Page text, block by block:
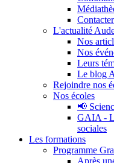
L'actualité
Nos
Nos
Leurs
Le blog
Rejoindre nos
Nos écoles
📢
GAIA -
sociales
Les formations
Programme
Après